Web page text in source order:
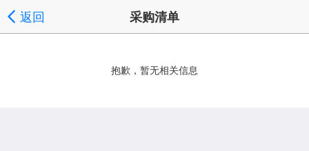
返回 采购清单
抱歉，暂无相关信息